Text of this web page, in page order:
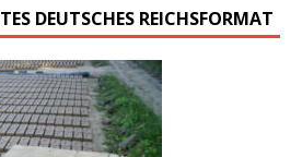
DEUTSCHES REICHSFORMAT